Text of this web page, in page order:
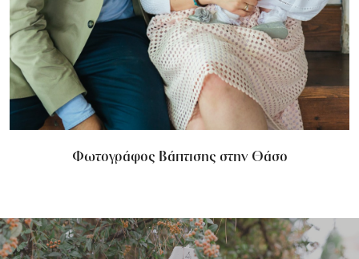
Φωτογράφος Βάπτισης στην Θάσο